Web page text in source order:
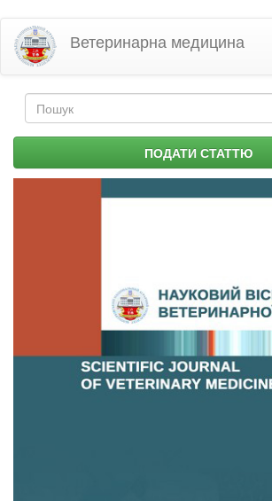
Перейти
основного
матеріалу
Ветеринарна медицина
Пошукова
форма ПОДАТИ СТАТТЮ